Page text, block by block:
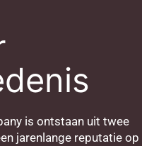
is ontstaan ​​uit twee
jarenlange reputatie op